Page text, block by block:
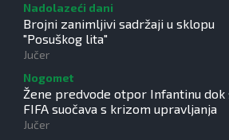
Nadolazeći dani
Brojni zanimljivi sadržaji u sklopu
"Posuškog lita"
Jučer
Nogomet
Žene predvode otpor Infantinu dok
FIFA suočava s krizom upravljanja
Jučer